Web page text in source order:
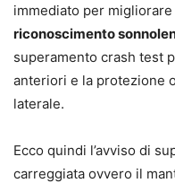
immediato per migliorare
riconoscimento
superamento crash test
anteriori e la protezione
laterale.
Ecco quindi l’avviso di
carreggiata ovvero il